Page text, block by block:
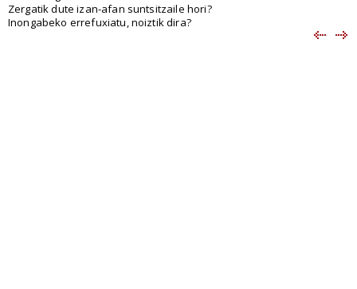
Zergatik dute izan-afan suntsitzaile hori?
Inongabeko errefuxiatu, noiztik dira?